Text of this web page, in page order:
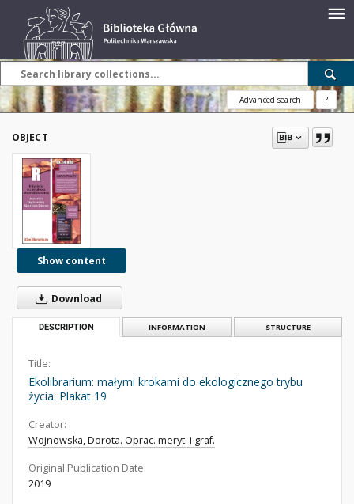
Advanced search ?
OBJECT
Show content
Download
DESCRIPTION INFORMATION STRUCTURE
Title:
Ekolibrarium: małymi krokami do ekologicznego trybu
życia. Plakat 19
Creator:
Wojnowska, Dorota. Oprac. meryt. i graf.
Original Publication Date:
2019